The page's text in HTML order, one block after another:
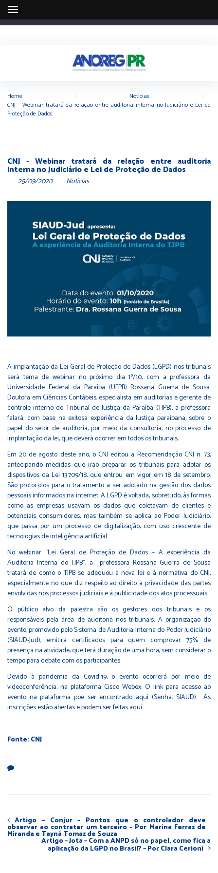
Home Notícias
CNJ – Webinar tratará da relação entre auditoria interna no Judiciário e Lei de
Proteção de Dados
CNJ - Webinar tratará da relação entre auditoria
interna no Judiciário e Lei de Proteção de Dados
25/09/2020 Notícias
A implantação da Lei Geral de Proteção de Dados (LGPD) nos tribunais
será tema de webinar no próximo dia 1º/10, com a professora da
Universidade Federal da Paraíba (UFPB) Rossana Guerra de Sousa.
Doutora em Ciências Contábeis, especialista em auditorias e gerente de
controle interno do Tribunal de Justiça da Paraíba (TJPB), a professora
falará, com base na exitosa experiência da Justiça paraibana, sobre o
papel do setor de auditoria, por meio da consultoria, no processo de
implantação da lei, que deverá ocorrer em todos os tribunais.
Em 20 de agosto deste ano, o CNJ editou a Recomendação CNJ n. 73,
antecipando medidas que irão preparar os tribunais para adotar os
dispositivos daLei 13.709/18, que entrou em vigor em 18 de setembro.
São protocolos para o tratamento a ser adotado na gestão dos dados
pessoais informados na internet. A LGPD é voltada, sobretudo, às formas
como as empresas usavam os dados que coletavam de clientes e
potenciais consumidores, mas também se aplica ao Poder Judiciário,
que passa por um processo de digitalização, com uso crescente de
tecnologias de inteligência artificial.
No webinar “Lei Geral de Proteção de Dados – A experiência da
Auditoria Interna do TJPB”, a professora Rossana Guerra de Sousa
tratará de como o TJPB se adequou à nova lei e à normativa do CNJ,
especialmente no que diz respeito ao direito à privacidade das partes
envolvidas nos processos judiciais e à publicidade dos atos processuais.
O público alvo da palestra são os gestores dos tribunais e os
responsáveis pela área de auditoria nos tribunais. A organização do
evento, promovido peloSistema de Auditoria Interna do Poder Judiciário
(SIAUD-Jud), emitirá certificados para quem comprovar 75% de
presença na atividade, que terá duração de uma hora, sem considerar o
tempo para debate com os participantes.
Devido à pandemia da Covid-19, o evento ocorrerá por meio de
videoconferência, na plataforma Cisco Webex. O link para acesso ao
evento na plataforma poe ser encontrado aqui (Senha: SIAUD). As
inscrições estão abertas e podem ser feitasaqui.
Fonte: CNJ
Artigo – Conjur – Pontos que o controlador deve
observar ao contratar um terceiro – Por Marina Ferraz de
Miranda e Tayná Tomaz de Souza
Artigo – Jota – Com a ANPD só no papel, como fica a
aplicação da LGPD no Brasil? – Por Clara Cerioni